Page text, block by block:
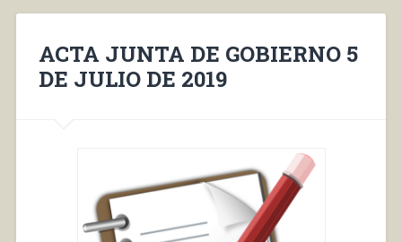
ACTA JUNTA DE GOBIERNO 5
DE JULIO DE 2019